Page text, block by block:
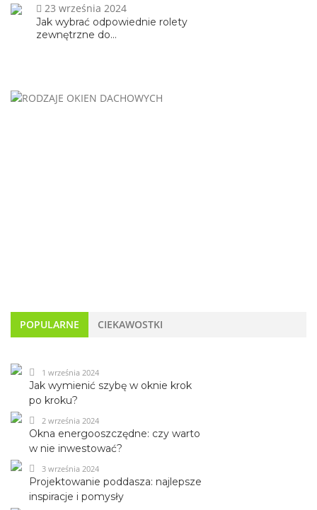
Jak wybrać odpowiednie rolety
zewnętrzne do...
23 września 2024
POPULARNE CIEKAWOSTKI
Jak wymienić szybę w oknie krok
po kroku?
1 września 2024
Okna energooszczędne: czy warto
w nie inwestować?
2 września 2024
Projektowanie poddasza: najlepsze
inspiracje i pomysły
3 września 2024